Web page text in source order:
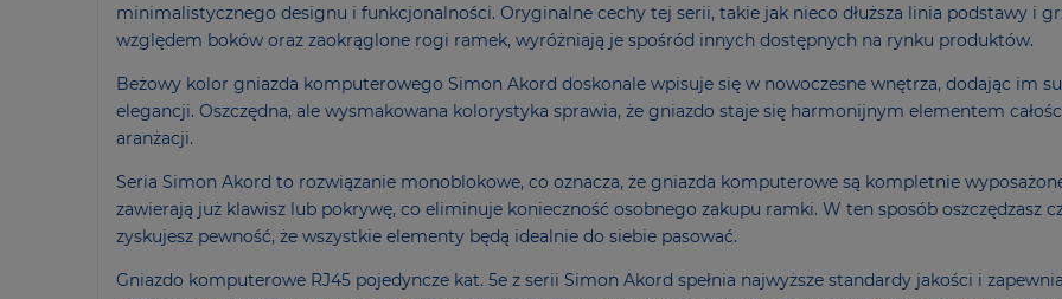
minimalistycznego designu i funkcjonalności. Oryginalne cechy tej serii, takie jak nieco dłuższa linia podstawy i
względem boków oraz zaokrąglone rogi ramek, wyróżniają je spośród innych dostępnych na rynku produktów.
Beżowy kolor gniazda komputerowego Simon Akord doskonale wpisuje się w nowoczesne wnętrza, dodając im
elegancji. Oszczędna, ale wysmakowana kolorystyka sprawia, że gniazdo staje się harmonijnym elementem
aranżacji.
Seria Simon Akord to rozwiązanie monoblokowe, co oznacza, że gniazda komputerowe są kompletnie
zawierają już klawisz lub pokrywę, co eliminuje konieczność osobnego zakupu ramki. W ten sposób oszczędzasz
zyskujesz pewność, że wszystkie elementy będą idealnie do siebie pasować.
Gniazdo komputerowe RJ45 pojedyncze kat. 5e z serii Simon Akord spełnia najwyższe standardy jakości i zapewnia